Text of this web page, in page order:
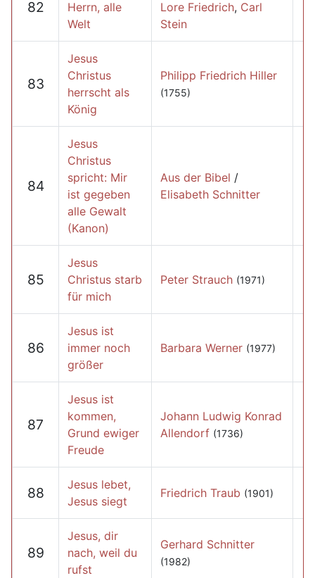
82
Herrn, alle
Welt
Lore Friedrich, Carl
Stein
83
Jesus
Christus
herrscht als
König
Philipp Friedrich Hiller
(1755)
84
Jesus
Christus
spricht: Mir
ist gegeben
alle Gewalt
(Kanon)
Aus der Bibel /
Elisabeth Schnitter
85
Jesus
Christus starb
für mich
Peter Strauch (1971)
86
Jesus ist
immer noch
größer
Barbara Werner (1977)
87
Jesus ist
kommen,
Grund ewiger
Freude
Johann Ludwig Konrad
Allendorf (1736)
88
Jesus lebet,
Jesus siegt
Friedrich Traub (1901)
89
Jesus, dir
nach, weil du
rufst
Gerhard Schnitter
(1982)